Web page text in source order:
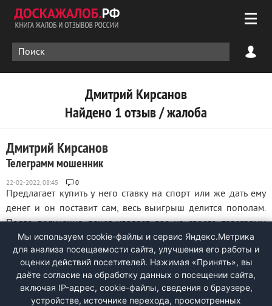
Дмитрий Кирсанов
Найдено 1 отзыв / жалоба
Дмитрий Кирсанов
Телеграмм мошенник
0
Предлагает купить у него ставку на спорт или же дать ему
денег и он поставит сам, весь выигрыш делится пополам.
После получения денег удаляет вас из своего телеграмм
канала и не отвечает на сообщения. Прикреплён скриншот
его телеграмм канала. @krisanovDmitr его имя пользователя
в телеграмм ...
Мы используем cookie-файлы и сервис Яндекс.Метрика
для анализа посещаемости сайта, улучшения его работы и
оценки действий посетителей. Нажимая «Принять», вы
даёте согласие на обработку данных о посещении сайта,
включая IP-адрес, cookie-файлы, сведения о браузере,
устройстве, источнике перехода, просмотренных